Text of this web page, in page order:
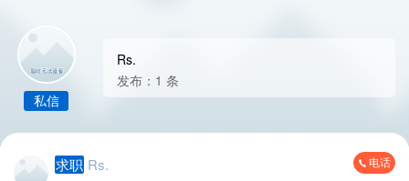
私信
Rs.
发布：1 条
求职 Rs. 电话